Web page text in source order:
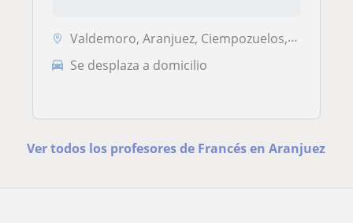
Valdemoro, Aranjuez, Ciempozuelos, Ontígola, Seseña, Pinto
Se desplaza a domicilio
Ver todos los profesores de Francés en Aranjuez